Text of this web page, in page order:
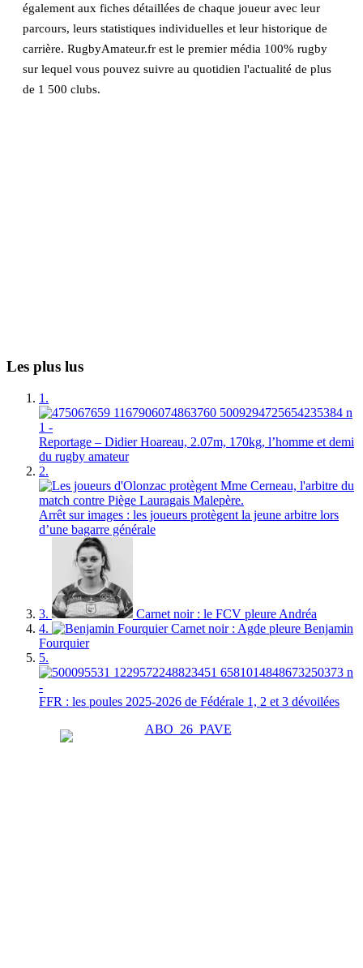
également aux fiches détaillées de chaque joueur avec leur
parcours, leurs statistiques individuelles et leur historique de
carrière. RugbyAmateur.fr est le premier média 100% rugby
sur lequel vous pouvez suivre au quotidien l'actualité de plus
de 1 500 clubs.
Les plus lus
1.
Reportage – Didier Hoareau, 2.07m, 170kg, l’homme et demi
du rugby amateur
2.
Arrêt sur images : les joueurs protègent la jeune arbitre lors
d’une bagarre générale
3.
Carnet noir : le FCV pleure Andréa
4.
Carnet noir : Agde pleure Benjamin
Fourquier
5.
FFR : les poules 2025-2026 de Fédérale 1, 2 et 3 dévoilées